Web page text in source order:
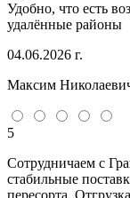
Удобно, что есть
удалённые районы
04.06.2026 г.
Максим
5
Сотрудничаем с
стабильные
пересорта.